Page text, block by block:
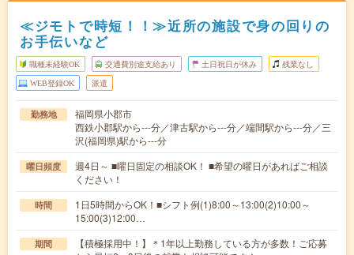
≪ジモトで時短！！≫近所の施設で身の回りの
お手伝いなど
職種未経験OK 交通費別途支給あり 土日祝日が休み 残業なし
WEB登録OK 派遣
勤務地
福岡県小郡市
西鉄小郡駅から---分／津古駅から---分／端間駅から---分／三
沢(福岡県)駅から---分
曜日頻度
週4日～ ■曜日固定の相談OK！ ■希望の曜日があればご相談
ください！
時間
1日5時間からOK！■シフト例(1)8:00～13:00(2)10:00～
15:00(3)12:00…
期間
【積極採用中！】＊1年以上勤務している方が多数！ご応募